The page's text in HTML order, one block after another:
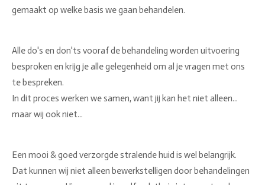
gemaakt op welke basis we gaan behandelen.
Alle do's en don'ts vooraf de behandeling worden uitvoering
besproken en krijg je alle gelegenheid om al je vragen met ons
te bespreken.
In dit proces werken we samen, want jij kan het niet alleen...
maar wij ook niet...
Een mooi & goed verzorgde stralende huid is wel belangrijk.
Dat kunnen wij niet alleen bewerkstelligen door behandelingen